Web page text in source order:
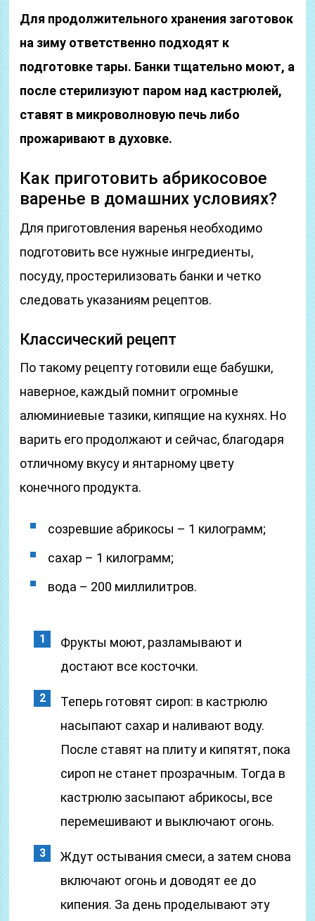
Для продолжительного хранения заготовок
на зиму ответственно подходят к
подготовке тары. Банки тщательно моют, а
после стерилизуют паром над кастрюлей,
ставят в микроволновую печь либо
прожаривают в духовке.
Как приготовить абрикосовое
варенье в домашних условиях?
Для приготовления варенья необходимо
подготовить все нужные ингредиенты,
посуду, простерилизовать банки и четко
следовать указаниям рецептов.
Классический рецепт
По такому рецепту готовили еще бабушки,
наверное, каждый помнит огромные
алюминиевые тазики, кипящие на кухнях. Но
варить его продолжают и сейчас, благодаря
отличному вкусу и янтарному цвету
конечного продукта.
созревшие абрикосы – 1 килограмм;
сахар – 1 килограмм;
вода – 200 миллилитров.
Фрукты моют, разламывают и
достают все косточки.
Теперь готовят сироп: в кастрюлю
насыпают сахар и наливают воду.
После ставят на плиту и кипятят, пока
сироп не станет прозрачным. Тогда в
кастрюлю засыпают абрикосы, все
перемешивают и выключают огонь.
Ждут остывания смеси, а затем снова
включают огонь и доводят ее до
кипения. За день проделывают эту